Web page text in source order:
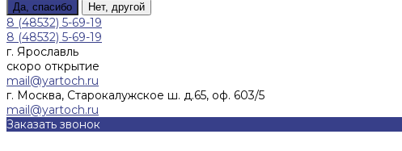
Да, спасибо Нет, другой
8 (48532) 5-69-19
8 (48532) 5-69-19
г. Ярославль
скоро открытие
mail@yartoch.ru
г. Москва, Старокалужское ш. д.65, оф. 603/5
mail@yartoch.ru
Заказать звонок